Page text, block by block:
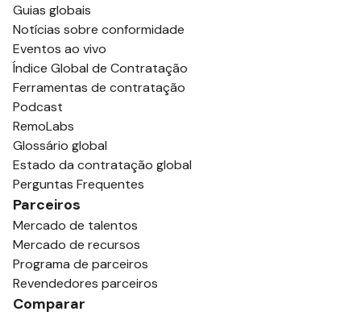
Guias globais
Notícias sobre conformidade
Eventos ao vivo
Índice Global de Contratação
Ferramentas de contratação
Podcast
RemoLabs
Glossário global
Estado da contratação global
Perguntas Frequentes
Parceiros
Mercado de talentos
Mercado de recursos
Programa de parceiros
Revendedores parceiros
Comparar